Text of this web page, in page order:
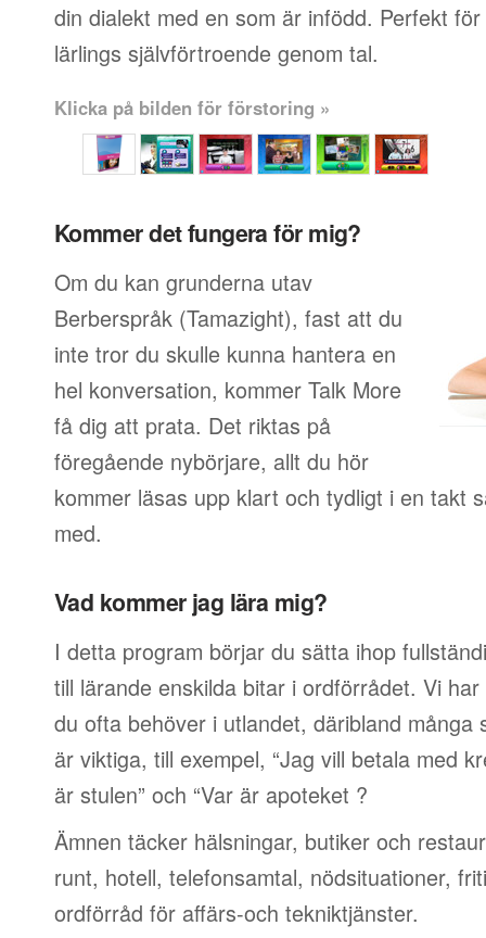
din dialekt med en som är infödd. Perfekt
lärlings självförtroende genom tal.
Klicka på bilden för förstoring »
Kommer det fungera för mig?
Om du kan grunderna utav
Berberspråk (Tamazight), fast att du
inte tror du skulle kunna hantera en
hel konversation, kommer Talk More
få dig att prata. Det riktas på
föregående nybörjare, allt du hör
kommer läsas upp klart och tydligt i en takt
med.
Vad kommer jag lära mig?
I detta program börjar du sätta ihop
till lärande enskilda bitar i ordförrådet. Vi
du ofta behöver i utlandet, däribland många
är viktiga, till exempel, “Jag vill betala med
är stulen” och “Var är apoteket ?
Ämnen täcker hälsningar, butiker och
runt, hotell, telefonsamtal, nödsituationer,
ordförråd för affärs-och tekniktjänster.